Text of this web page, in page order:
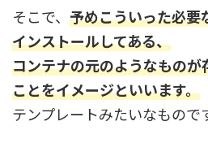
そこで、 予めこういった必要
インストールしてある、
コンテナの元のようなものが
ことをイメージといいます。
テンプレートみたいなもので